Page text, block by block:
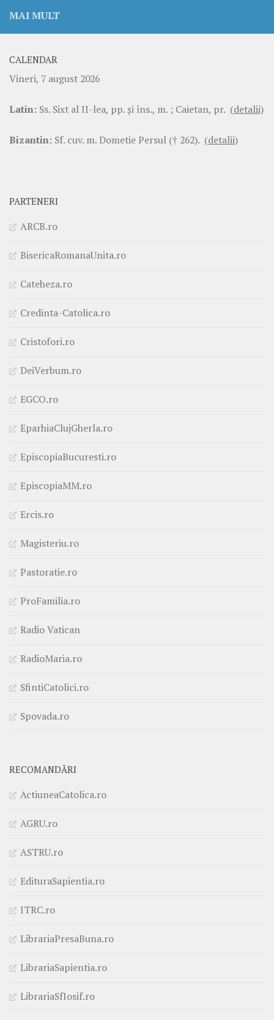
MAI MULT
CALENDAR
Vineri, 7 august 2026
Latin: Ss. Sixt al II-lea, pp. şi îns., m. ; Caietan, pr. (detalii)
Bizantin: Sf. cuv. m. Dometie Persul († 262). (detalii)
PARTENERI
ARCB.ro
BisericaRomanaUnita.ro
Cateheza.ro
Credinta-Catolica.ro
Cristofori.ro
DeiVerbum.ro
EGCO.ro
EparhiaClujGherla.ro
EpiscopiaBucuresti.ro
EpiscopiaMM.ro
Ercis.ro
Magisteriu.ro
Pastoratie.ro
ProFamilia.ro
Radio Vatican
RadioMaria.ro
SfintiCatolici.ro
Spovada.ro
RECOMANDĂRI
ActiuneaCatolica.ro
AGRU.ro
ASTRU.ro
EdituraSapientia.ro
ITRC.ro
LibrariaPresaBuna.ro
LibrariaSapientia.ro
LibrariaSfIosif.ro